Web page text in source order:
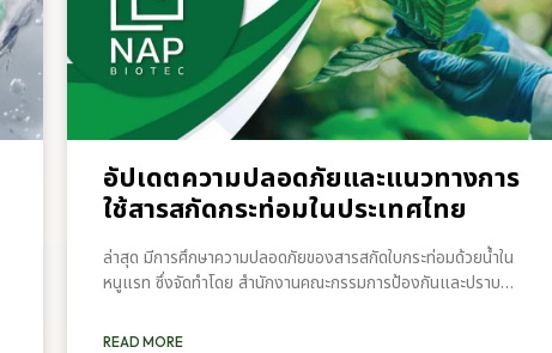
อัปเดตความปลอดภัยและแนวทางการ
ใช้สารสกัดกระท่อมในประเทศไทย
ล่าสุด มีการศึกษาความปลอดภัยของสารสกัดใบกระท่อมด้วยน้ำใน
หนูแรท ซึ่งจัดทำโดย สำนักงานคณะกรรมการป้องกันและปราบ
มหาวิทยาลัยนเรศวร การศึกษานี้ช่วยสร้างข้อมูลอ้างอิงที่ชัดเจน
READ MORE